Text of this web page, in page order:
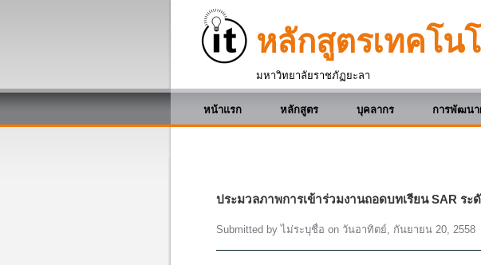
หลักสูตรเทคโน
มหาวิทยาลัยราชภัฏยะลา
หน้าแรก หลักสูตร บุคลากร การพัฒนา
ประมวลภาพการเข้าร่วมงานถอดบทเรียน SAR ระ
Submitted byไม่ระบุชื่อ on วันอาทิตย์, กันยายน 20, 2558